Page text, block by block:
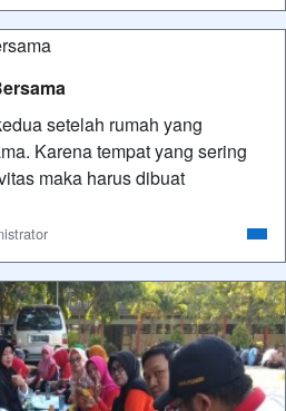
setelah rumah yang
Karena tempat yang sering
maka harus dibuat